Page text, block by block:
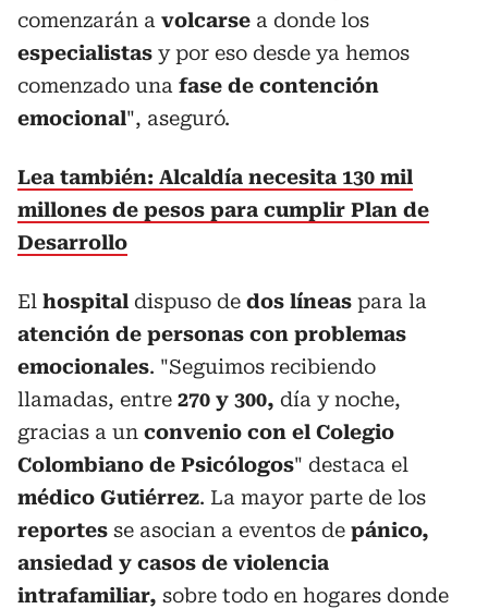
comenzarán a volcarse a donde los
especialistas y por eso desde ya hemos
comenzado una fase de contención
emocional", aseguró.
Lea también: Alcaldía necesita 130 mil
millones de pesos para cumplir Plan de
Desarrollo
El hospital dispuso de dos líneas para la
atención de personas con problemas
emocionales. "Seguimos recibiendo
llamadas, entre 270 y 300, día y noche,
gracias a un convenio con el Colegio
Colombiano de Psicólogos" destaca el
médico Gutiérrez. La mayor parte de los
reportes se asocian a eventos de pánico,
ansiedad y casos de violencia
intrafamiliar, sobre todo en hogares donde